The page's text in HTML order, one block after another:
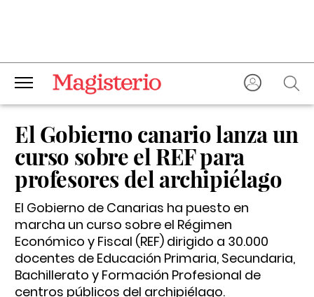
El Gobierno canario lanza un
curso sobre el REF para
profesores del archipiélago
El Gobierno de Canarias ha puesto en
marcha un curso sobre el Régimen
Económico y Fiscal (REF) dirigido a 30.000
docentes de Educación Primaria, Secundaria,
Bachillerato y Formación Profesional de
centros públicos del archipiélago.